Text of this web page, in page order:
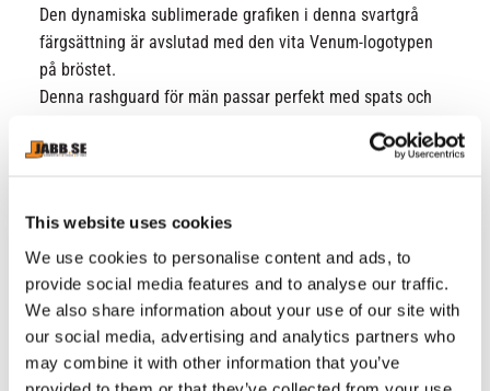
This website uses cookies
We use cookies to personalise content and ads, to
provide social media features and to analyse our traffic.
We also share information about your use of our site with
our social media, advertising and analytics partners who
may combine it with other information that you’ve
Den dynamiska sublimerade grafiken i denna svartgrå
färgsättning är avslutad med den vita Venum-logotypen
på bröstet.
Denna rashguard för män passar perfekt med spats och
Kompressionsmaterial
Ärmlös
Rund hals
Förstärkta sömmar
Sublimerad grafik
Screentryckta logotyper